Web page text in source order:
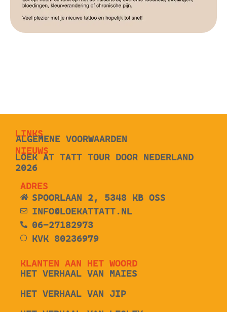
LINKS
ALGEMENE VOORWAARDEN
NIEUWS
LOEK AT TATT TOUR DOOR NEDERLAND
2026
ADRES
SPOORLAAN 2, 5348 KB OSS
INFO@LOEKATTATT.NL
06-27182973
KVK 80236979
KLANTEN AAN HET WOORD
HET VERHAAL VAN MAIES
HET VERHAAL VAN JIP